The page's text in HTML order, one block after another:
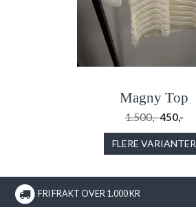
Magny Top
1.500,-450,-
FLERE VARIANTER
FRI FRAKT OVER 1.000 KR